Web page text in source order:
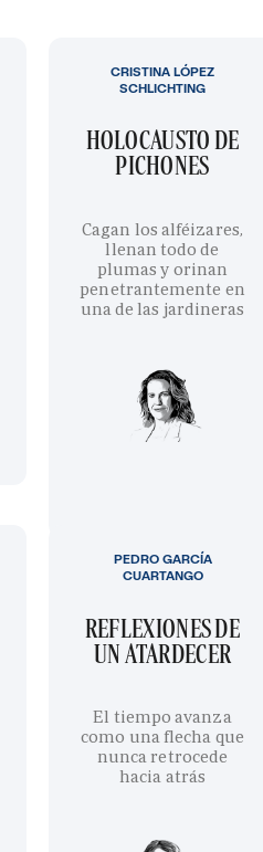
HOLOCAUSTO DE
PICHONES
Cagan los alféizares,
llenan todo de
plumas y orinan
penetrantemente en
una de las jardineras
CRISTINA LÓPEZ
SCHLICHTING
REFLEXIONES DE
UN ATARDECER
El tiempo avanza
como una flecha que
nunca retrocede
hacia atrás
PEDRO GARCÍA
CUARTANGO